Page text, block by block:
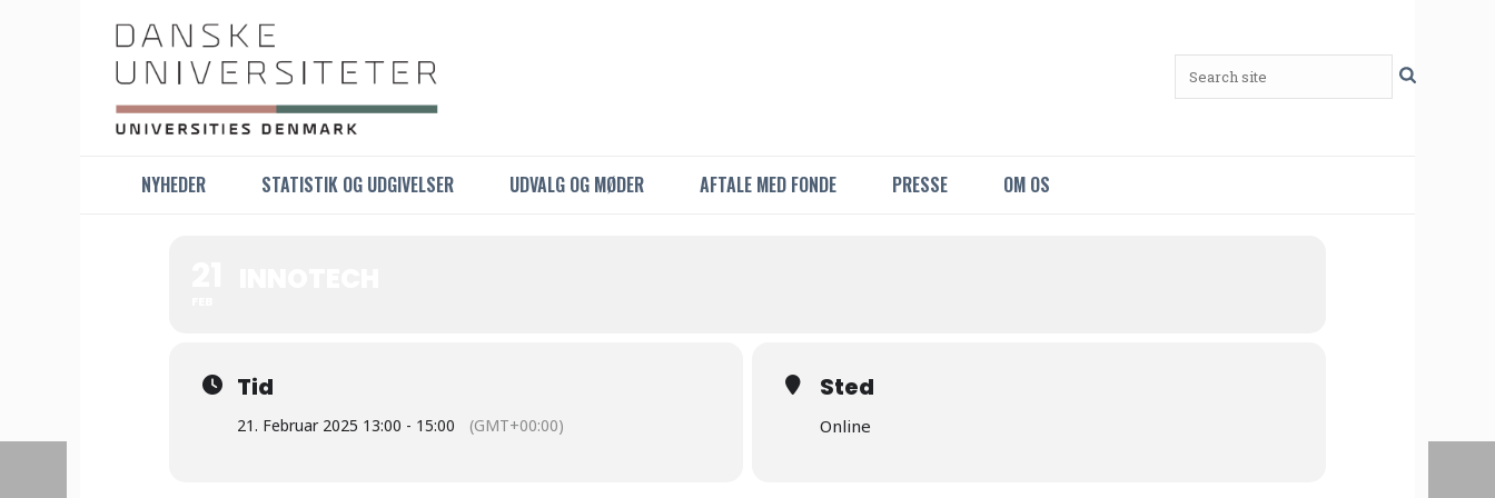
NYHEDER STATISTIK OG UDGIVELSER UDVALG OG MØDER AFTALE MED FONDE PRESSE OM OS
Tid
21. Februar 2025 13:00 - 15:00 (GMT+00:00)
Sted
Online